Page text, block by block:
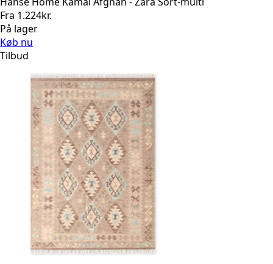
Fra 1.224kr.
På lager
Køb nu
Tilbud